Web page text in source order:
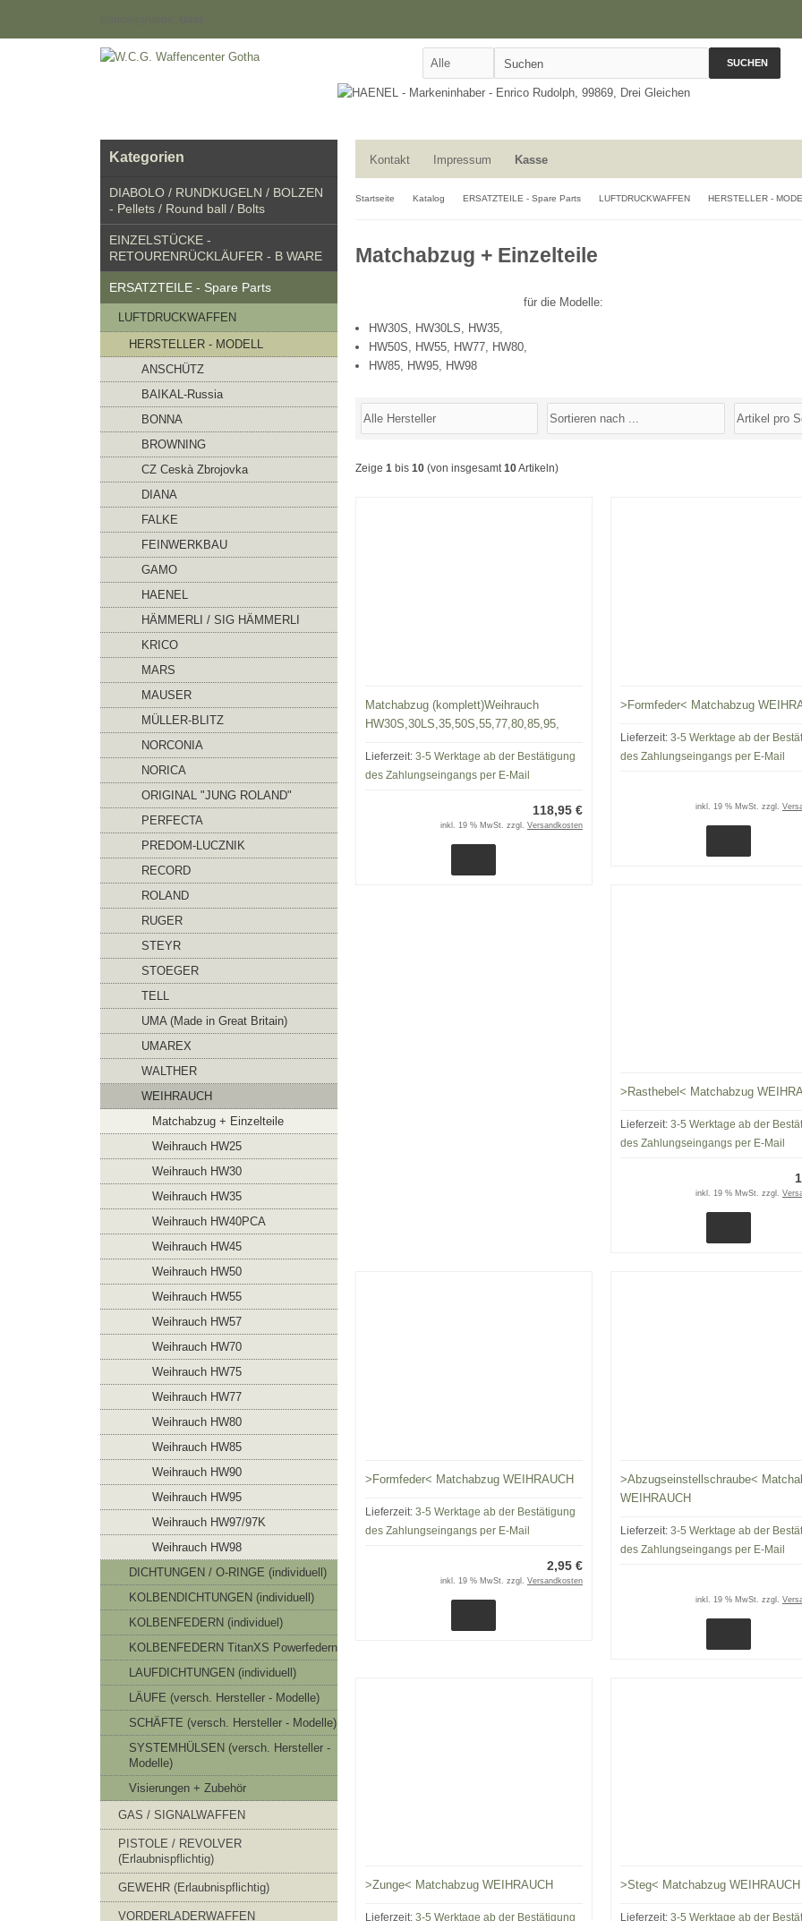
SUCHEN
Kontakt Impressum Kasse
Startseite Katalog ERSATZTEILE - Spare Parts LUFTDRUCKWAFFEN HERSTELLER -
Matchabzug + Einzelteile
für die Modelle:
HW30S, HW30LS, HW35,
HW50S, HW55, HW77, HW80,
HW85, HW95, HW98
Zeige 1 bis 10 (von insgesamt10Artikeln)
Matchabzug (komplett)Weihrauch
HW30S,30LS,35,50S,55,77,80,85,95,
Lieferzeit: 3-5 Werktage ab der Bestätigung
des Zahlungseingangs per E-Mail
118,95 €
inkl. 19 % MwSt. zzgl. Versandkosten
>Formfeder< Matchabzug
Lieferzeit: 3-5 Werktage ab der
des Zahlungseingangs per E-Mail
inkl. 19 % MwSt. zzgl.
>Rasthebel< Matchabzug
Lieferzeit: 3-5 Werktage ab der
des Zahlungseingangs per E-Mail
inkl. 19 % MwSt. zzgl.
>Formfeder< Matchabzug WEIHRAUCH
Lieferzeit: 3-5 Werktage ab der Bestätigung
des Zahlungseingangs per E-Mail
2,95 €
inkl. 19 % MwSt. zzgl. Versandkosten
>Abzugseinstellschraube<
WEIHRAUCH
Lieferzeit: 3-5 Werktage ab der
des Zahlungseingangs per E-Mail
inkl. 19 % MwSt. zzgl.
>Zunge< Matchabzug WEIHRAUCH
Lieferzeit: 3-5 Werktage ab der Bestätigung
>Steg< Matchabzug WEIHRAUCH
Lieferzeit: 3-5 Werktage ab der
Kategorien
DIABOLO / RUNDKUGELN / BOLZEN
- Pellets / Round ball / Bolts
EINZELSTÜCKE -
RETOURENRÜCKLÄUFER - B WARE
ERSATZTEILE - Spare Parts
LUFTDRUCKWAFFEN
HERSTELLER - MODELL
ANSCHÜTZ
BAIKAL-Russia
BONNA
BROWNING
CZ Ceskà Zbrojovka
DIANA
FALKE
FEINWERKBAU
GAMO
HAENEL
HÄMMERLI / SIG HÄMMERLI
KRICO
MARS
MAUSER
MÜLLER-BLITZ
NORCONIA
NORICA
ORIGINAL "JUNG ROLAND"
PERFECTA
PREDOM-LUCZNIK
RECORD
ROLAND
RUGER
STEYR
STOEGER
TELL
UMA (Made in Great Britain)
UMAREX
WALTHER
WEIHRAUCH
Matchabzug + Einzelteile
Weihrauch HW25
Weihrauch HW30
Weihrauch HW35
Weihrauch HW40PCA
Weihrauch HW45
Weihrauch HW50
Weihrauch HW55
Weihrauch HW57
Weihrauch HW70
Weihrauch HW75
Weihrauch HW77
Weihrauch HW80
Weihrauch HW85
Weihrauch HW90
Weihrauch HW95
Weihrauch HW97/97K
Weihrauch HW98
DICHTUNGEN / O-RINGE (individuell)
KOLBENDICHTUNGEN (individuell)
KOLBENFEDERN (individuel)
KOLBENFEDERN TitanXS Powerfedern
LAUFDICHTUNGEN (individuell)
LÄUFE (versch. Hersteller - Modelle)
SCHÄFTE (versch. Hersteller - Modelle)
SYSTEMHÜLSEN (versch. Hersteller -
Modelle)
Visierungen + Zubehör
GAS / SIGNALWAFFEN
PISTOLE / REVOLVER
(Erlaubnispflichtig)
GEWEHR (Erlaubnispflichtig)
VORDERLADERWAFFEN